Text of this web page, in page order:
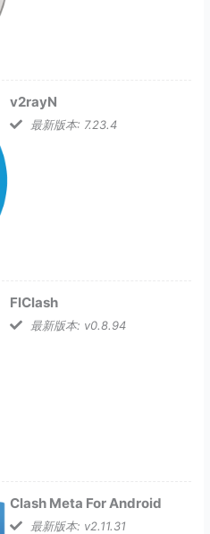
v2rayN
最新版本: 7.23.4
FlClash
最新版本: v0.8.94
Clash Meta For Android
最新版本: v2.11.31